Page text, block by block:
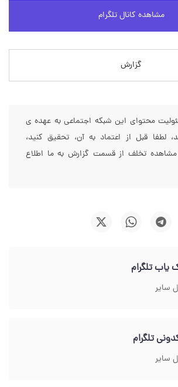
مشاهده کانال تلگرام
گزارش
محتوای این شبکه اجتماعی به عهده ی
قبل از اعتماد به آن، تحقیق کنید،
تخلف از قسمت گزارش به ما اطلاع
یاب تلگرام
سایر
تلگرام
سایر